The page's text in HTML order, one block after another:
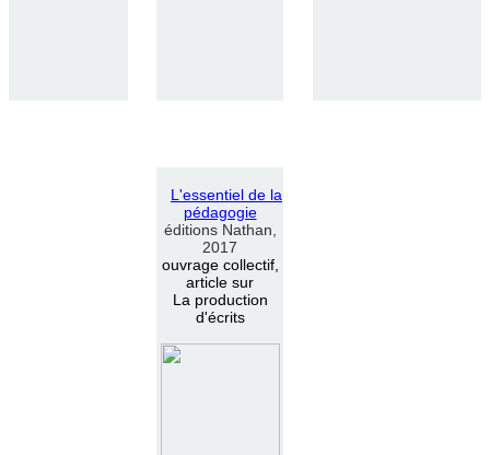
L 'essentiel de la
pédagogie
éditions Nathan,
2017
ouvrage collectif,
article sur
La production
d'écrits